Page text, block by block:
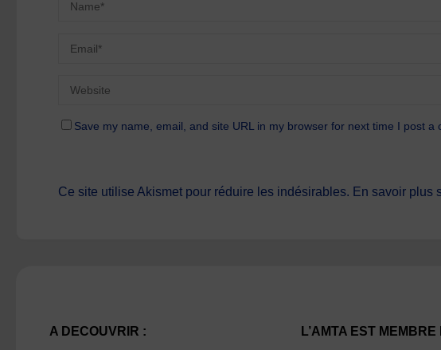
Save my name, email, and site URL in my browser for next time I post a
Ce site utilise Akismet pour réduire les indésirables. En savoir plus
A DECOUVRIR : L’AMTA EST MEMBRE